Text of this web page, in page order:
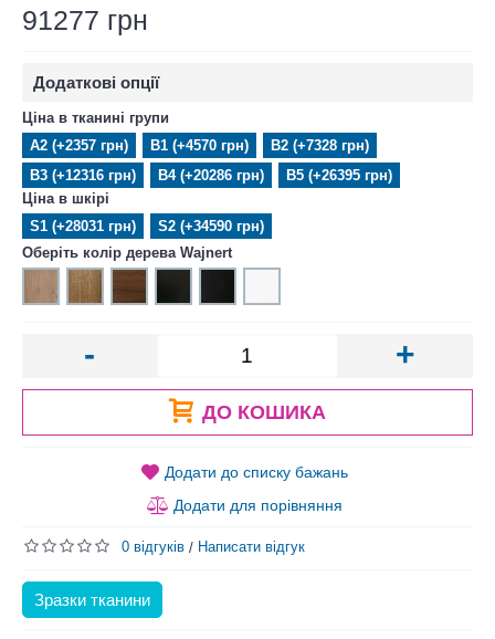
91277 грн
Додаткові опції
Ціна в тканині групи
А2 (+2357 грн)
В1 (+4570 грн)
В2 (+7328 грн)
В3 (+12316 грн)
В4 (+20286 грн)
В5 (+26395 грн)
Ціна в шкірі
S1 (+28031 грн)
S2 (+34590 грн)
Оберіть колір дерева Wajnert
- +
ДО КОШИКА
Додати до списку бажань
Додати для порівняння
0 відгуків / Написати відгук
Зразки тканини